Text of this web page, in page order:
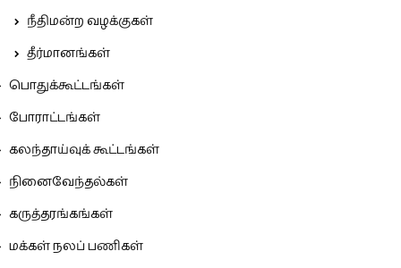
நீதிமன்ற வழக்குகள்
தீர்மானங்கள்
பொதுக்கூட்டங்கள்
போராட்டங்கள்
கலந்தாய்வுக் கூட்டங்கள்
நினைவேந்தல்கள்
கருத்தரங்கங்கள்
மக்கள் நலப் பணிகள்